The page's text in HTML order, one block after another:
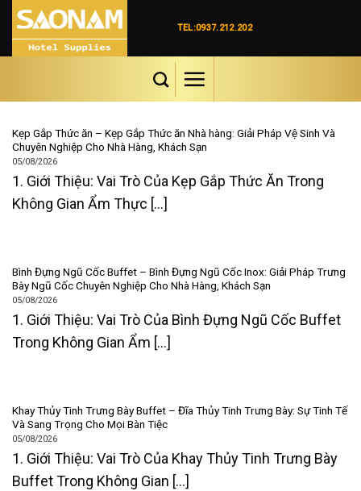
Skip
content
TEL:0937.212.202
Kẹp Gắp Thức ăn – Kẹp Gắp Thức ăn Nhà hàng: Giải Pháp Vệ Sinh Và
Chuyên Nghiệp Cho Nhà Hàng, Khách Sạn
05/08/2026
1. Giới Thiệu: Vai Trò Của Kẹp Gắp Thức Ăn Trong
Không Gian Ẩm Thực [...]
Bình Đựng Ngũ Cốc Buffet – Bình Đựng Ngũ Cốc Inox: Giải Pháp Trưng
Bày Ngũ Cốc Chuyên Nghiệp Cho Nhà Hàng, Khách Sạn
05/08/2026
1. Giới Thiệu: Vai Trò Của Bình Đựng Ngũ Cốc Buffet
Trong Không Gian Ẩm [...]
Khay Thủy Tinh Trưng Bày Buffet – Đĩa Thủy Tinh Trưng Bày: Sự Tinh Tế
Và Sang Trọng Cho Mọi Bàn Tiệc
05/08/2026
1. Giới Thiệu: Vai Trò Của Khay Thủy Tinh Trưng Bày
Buffet Trong Không Gian [...]